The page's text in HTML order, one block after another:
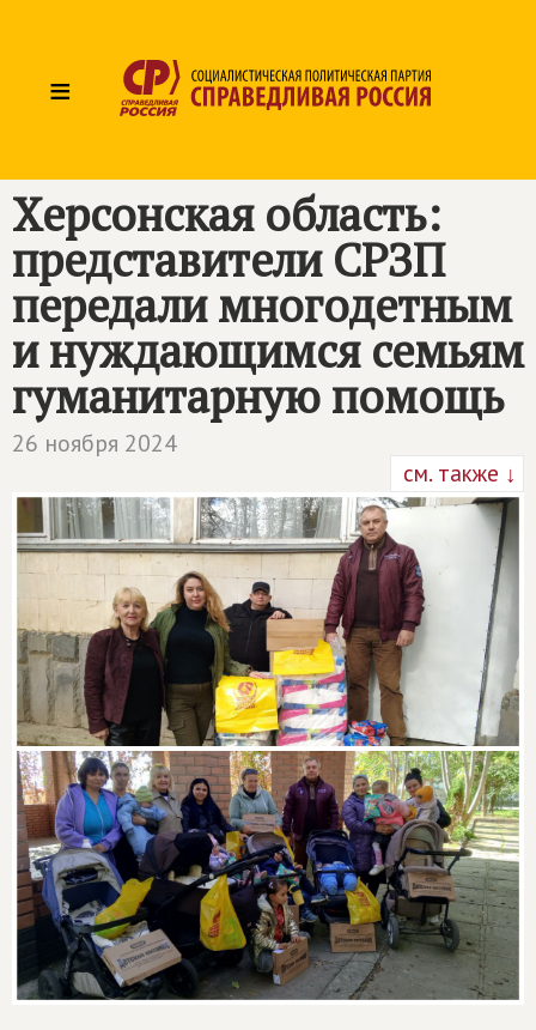
≡
Херсонская область:
представители СРЗП
передали многодетным
и нуждающимся семьям
гуманитарную помощь
26 ноября 2024
см. также ↓